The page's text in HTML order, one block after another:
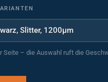
Seite – die Auswahl ruft die